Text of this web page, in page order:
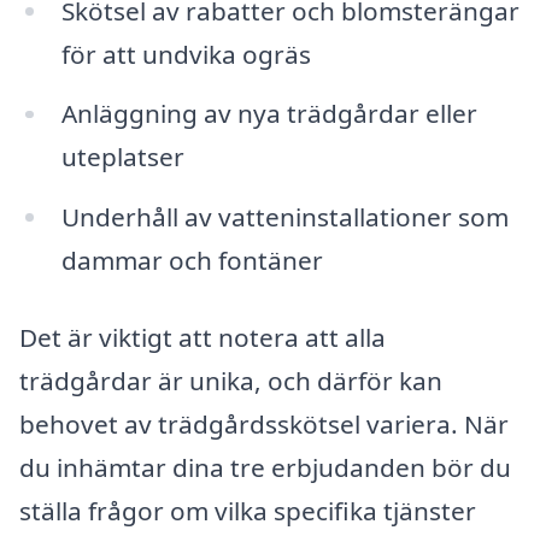
Skötsel av rabatter och blomsterängar
för att undvika ogräs
Anläggning av nya trädgårdar eller
uteplatser
Underhåll av vatteninstallationer som
dammar och fontäner
Det är viktigt att notera att alla
trädgårdar är unika, och därför kan
behovet av trädgårdsskötsel variera. När
du inhämtar dina tre erbjudanden bör du
ställa frågor om vilka specifika tjänster